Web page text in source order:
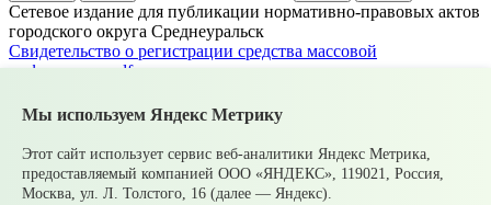
Cетевое издание для публикации нормативно-правовых актов
городского округа Среднеуральск
Cвидетельство о регистрации средства массовой
информации.pdf
№ ФС77-83398
Главный редактор
Булатова О. А.
Адрес электронной почты
upsopablik@mail.ru
Мы используем Яндекс Метрику
Этот сайт использует сервис веб-аналитики Яндекс Метрика,
предоставляемый компанией ООО «ЯНДЕКС», 119021, Россия,
Москва, ул. Л. Толстого, 16 (далее — Яндекс).